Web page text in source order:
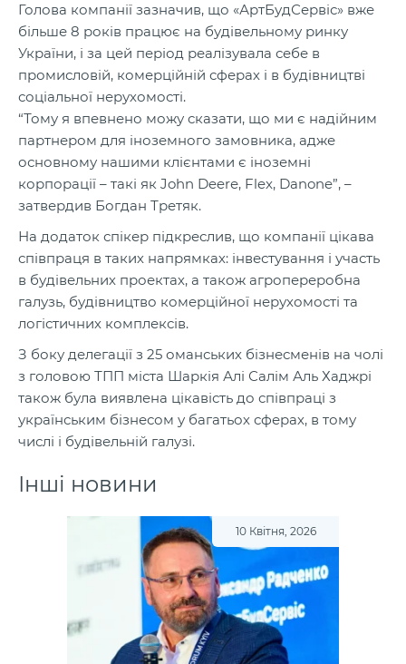
Голова компанії зазначив, що «АртБудСервіс» вже
більше 8 років працює на будівельному ринку
України, і за цей період реалізувала себе в
промисловій, комерційній сферах і в будівництві
соціальної нерухомості.
“Тому я впевнено можу сказати, що ми є надійним
партнером для іноземного замовника, адже
основному нашими клієнтами є іноземні
корпорації – такі як John Deerе, Flex, Danone”, –
затвердив Богдан Третяк.
На додаток спікер підкреслив, що компанії цікава
співпраця в таких напрямках: інвестування і участь
в будівельних проектах, а також агропереробна
галузь, будівництво комерційної нерухомості та
логістичних комплексів.
З боку делегації з 25 оманських бізнесменів на чолі
з головою ТПП міста Шаркія Алі Салім Аль Хаджрі
також була виявлена цікавість до співпраці з
українським бізнесом у багатьох сферах, в тому
числі і будівельній галузі.
Інші новини
10 Квітня, 2026